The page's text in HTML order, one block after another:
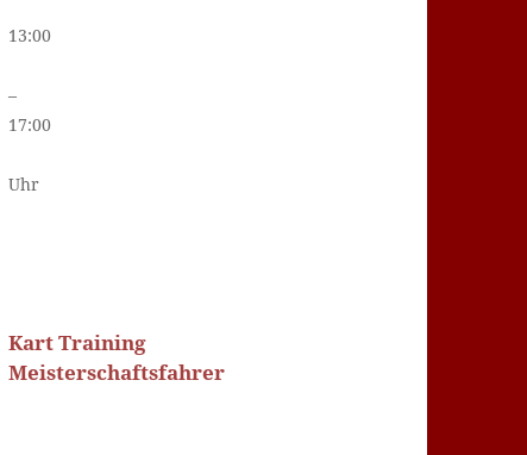
13:00
–
17:00
Uhr
Kart Training
Meisterschaftsfahrer